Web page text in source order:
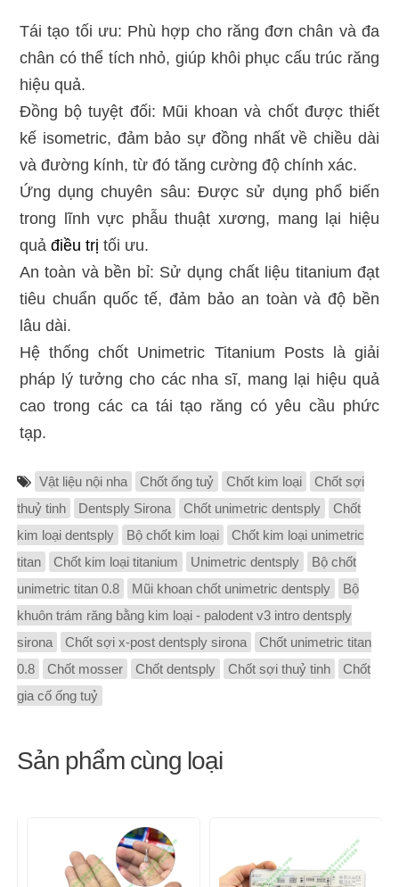
Tái tạo tối ưu: Phù hợp cho răng đơn chân và đa
chân có thể tích nhỏ, giúp khôi phục cấu trúc răng
hiệu quả.
Đồng bộ tuyệt đối: Mũi khoan và chốt được thiết
kế isometric, đảm bảo sự đồng nhất về chiều dài
và đường kính, từ đó tăng cường độ chính xác.
Ứng dụng chuyên sâu: Được sử dụng phổ biến
trong lĩnh vực phẫu thuật xương, mang lại hiệu
quả điều trị tối ưu.
An toàn và bền bỉ: Sử dụng chất liệu titanium đạt
tiêu chuẩn quốc tế, đảm bảo an toàn và độ bền
lâu dài.
Hệ thống chốt Unimetric Titanium Posts là giải
pháp lý tưởng cho các nha sĩ, mang lại hiệu quả
cao trong các ca tái tạo răng có yêu cầu phức
tạp.
Vật liệu nội nha Chốt ống tuỷ Chốt kim loại
Chốt sợi
thuỷ tinh
Dentsply Sirona Chốt unimetric dentsply
Chốt
kim loại dentsply
Bộ chốt kim loại
Chốt kim loại unimetric
titan
Chốt kim loại titanium Unimetric dentsply
Bộ chốt
unimetric titan 0.8
Mũi khoan chốt unimetric dentsply
Bộ
khuôn trám răng bằng kim loại - palodent v3 intro dentsply
sirona
Chốt sợi x-post dentsply sirona
Chốt unimetric titan
0.8
Chốt mosser Chốt dentsply Chốt sợi thuỷ tinh
Chốt
gia cố ống tuỷ
Sản phẩm cùng loại